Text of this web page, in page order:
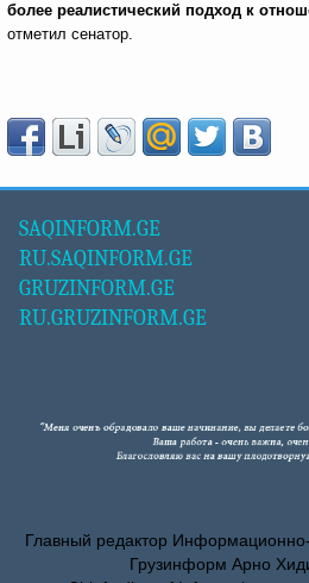
более реалистический подход к
отметил сенатор.
SAQINFORM.GE
RU.SAQINFORM.GE
GRUZINFORM.GE
RU.GRUZINFORM.GE
Главный редактор Информационно-
Грузинформ Арно